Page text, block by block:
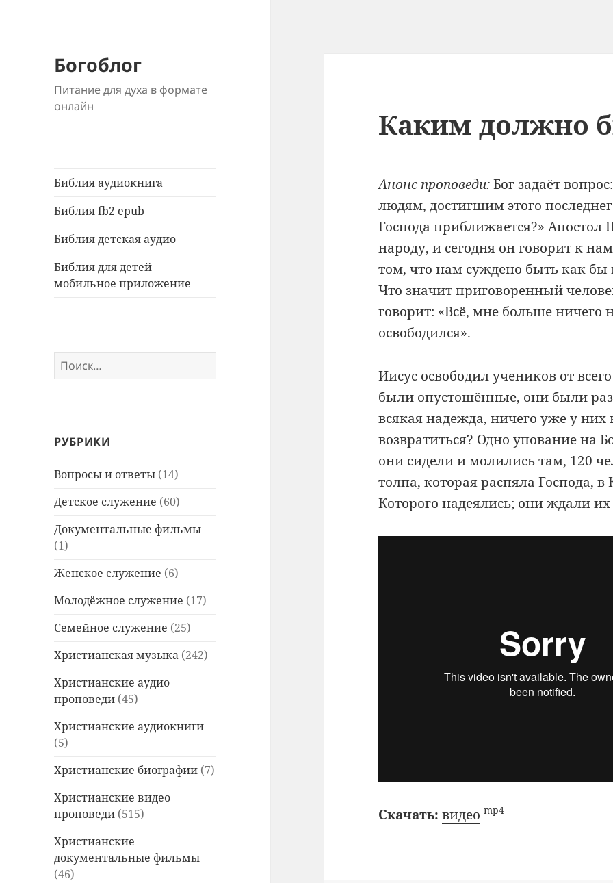
Богоблог
Питание для духа в формате
онлайн
Библия аудиокнига
Библия fb2 epub
Библия детская аудио
Библия для детей
мобильное приложение
Найти:
РУБРИКИ
Вопросы и ответы (14)
Детское служение (60)
Документальные фильмы
(1)
Женское служение (6)
Молодёжное служение (17)
Семейное служение (25)
Христианская музыка (242)
Христианские аудио
проповеди (45)
Христианские аудиокниги
(5)
Христианские биографии (7)
Христианские видео
проповеди (515)
Христианские
документальные фильмы
(46)
Каким должно
Анонс проповеди:Бог задаёт
людям, достигшим этого
Господа приближается?» Апостол
народу, и сегодня он говорит к
том, что нам суждено быть как
Что значит приговоренный
говорит: «Всё, мне больше ничего
освободился».
Иисус освободил учеников от
были опустошённые, они были
всякая надежда, ничего уже у
возвратиться? Одно упование на
они сидели и молились там, 120
толпа, которая распяла Господа,
Которого надеялись; они ждали
Скачать: видео mp4